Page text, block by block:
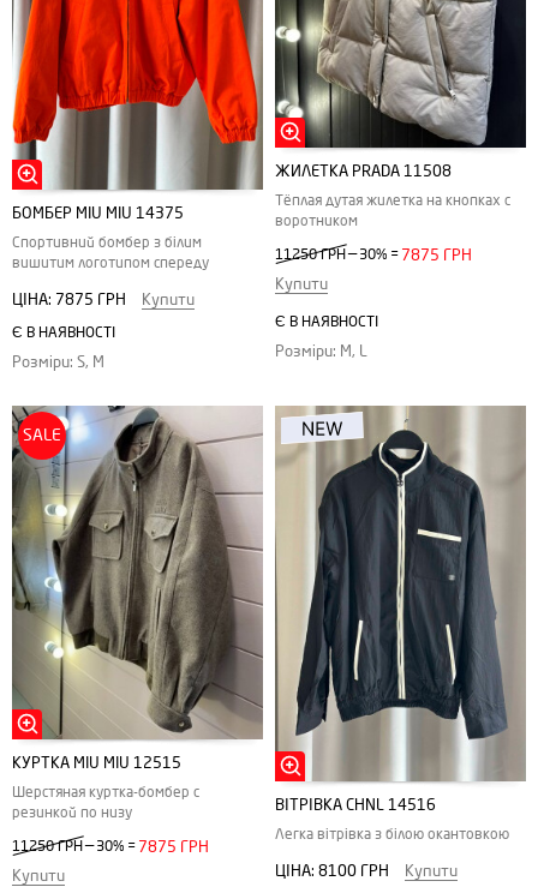
БОМБЕР MIU MIU 14375
Спортивний бомбер з білим
вишитим логотипом спереду
ЦІНА: 7875 ГРН Купити
Є В НАЯВНОСТІ
Розміри: S, M
ЖИЛЕТКА PRADA 11508
Тёплая дутая жилетка на кнопках с
воротником
11250 ГРН — 30% = 7875 ГРН
Купити
Є В НАЯВНОСТІ
Розміри: M, L
SALE
КУРТКА MIU MIU 12515
Шерстяная куртка-бомбер с
резинкой по низу
11250 ГРН — 30% = 7875 ГРН
Купити
ВІТРІВКА CHNL 14516
Легка вітрівка з білою окантовкою
ЦІНА: 8100 ГРН Купити